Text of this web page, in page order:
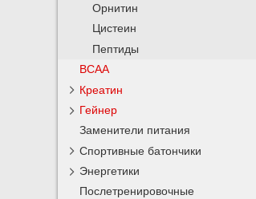
Орнитин
Цистеин
Пептиды
BCAA
Креатин
Гейнер
Заменители питания
Спортивные батончики
Энергетики
Послетренировочные